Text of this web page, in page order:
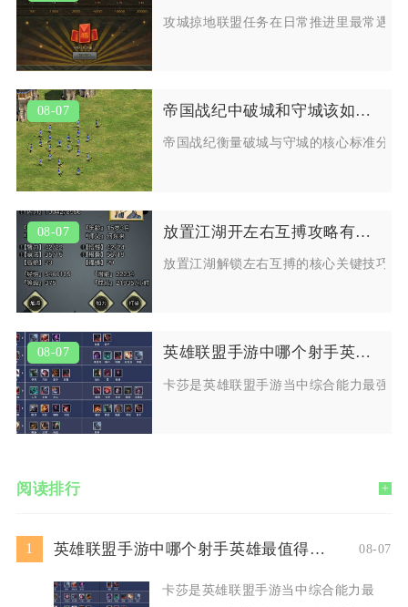
攻城掠地联盟任务在日常推进里最常遇
08-07 帝国战纪中破城和守城该如何衡量
帝国战纪衡量破城与守城的核心标准分
08-07 放置江湖开左右互搏攻略有哪些关键技巧
放置江湖解锁左右互搏的核心关键技巧
08-07 英雄联盟手游中哪个射手英雄最值得使用
卡莎是英雄联盟手游当中综合能力最强
阅读排行 +
1 英雄联盟手游中哪个射手英雄最值得使用 08-07
卡莎是英雄联盟手游当中综合能力最